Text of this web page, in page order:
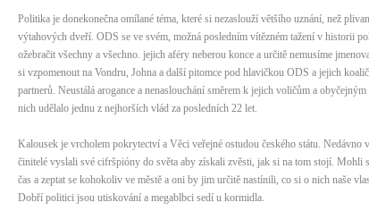
Politika je donekonečna omílané téma, které si nezaslouží většího uznání, než
výtahových dveří. ODS se ve svém, možná posledním vítězném tažení v historii
ožebračit všechny a všechno. jejich aféry neberou konce a určitě nemusíme
si vzpomenout na Vondru, Johna a další pitomce pod hlavičkou ODS a jejich
partnerů. Neustálá arogance a nenaslouchání směrem k jejich voličům a
nich udělalo jednu z nejhorších vlád za posledních 22 let.
Kalousek je vrcholem pokrytectví a Věci veřejné ostudou českého státu. Nedávno
činitelé vyslali své cifršpióny do světa aby získali zvěsti, jak si na tom stojí. Mohli
čas a zeptat se kohokoliv ve městě a oni by jim určitě nastínili, co si o nich naše
Dobří politici jsou utiskování a megablbci sedí u kormidla.